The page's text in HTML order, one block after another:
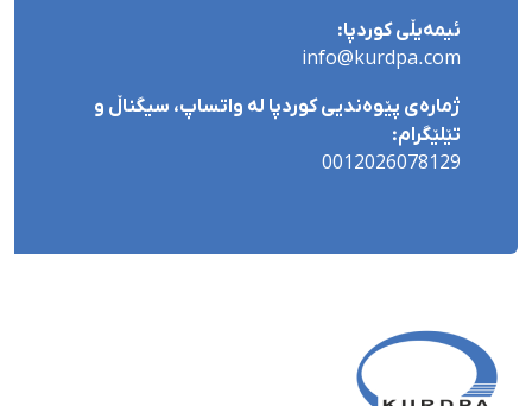
ئیمەیڵی کوردپا:
info@kurdpa.com
ژمارەی پێوەندیی کوردپا لە واتساپ، سیگناڵ و
تێلێگرام:
0012026078129